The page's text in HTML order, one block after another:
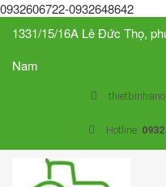
0932606722-0932648642
1331/15/16A Lê Đức Thọ,
Nam
Hotline: